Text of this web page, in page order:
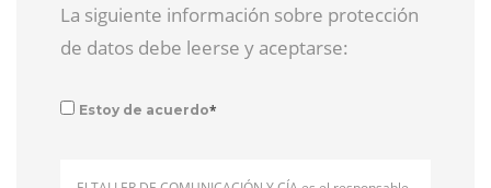
La siguiente información sobre protección
de datos debe leerse y aceptarse:
Estoy de acuerdo*